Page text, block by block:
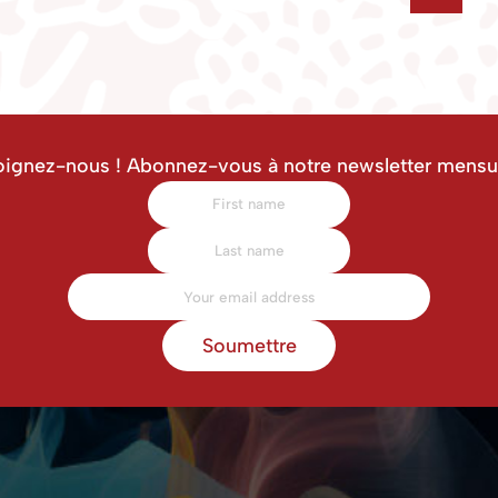
nous ! Abonnez-vous à notre newsletter
Soumettre